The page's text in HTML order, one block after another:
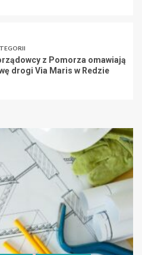
z Pomorza omawiają
drogi Via Maris w Redzie